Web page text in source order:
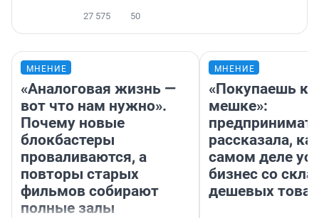
27 575 50
МНЕНИЕ
«Аналоговая жизнь —
вот что нам нужно».
Почему новые
блокбастеры
проваливаются, а
повторы старых
фильмов собирают
полные залы
МНЕНИЕ
«Покупаешь
мешке»:
рассказала,
самом деле
бизнес со
дешевых